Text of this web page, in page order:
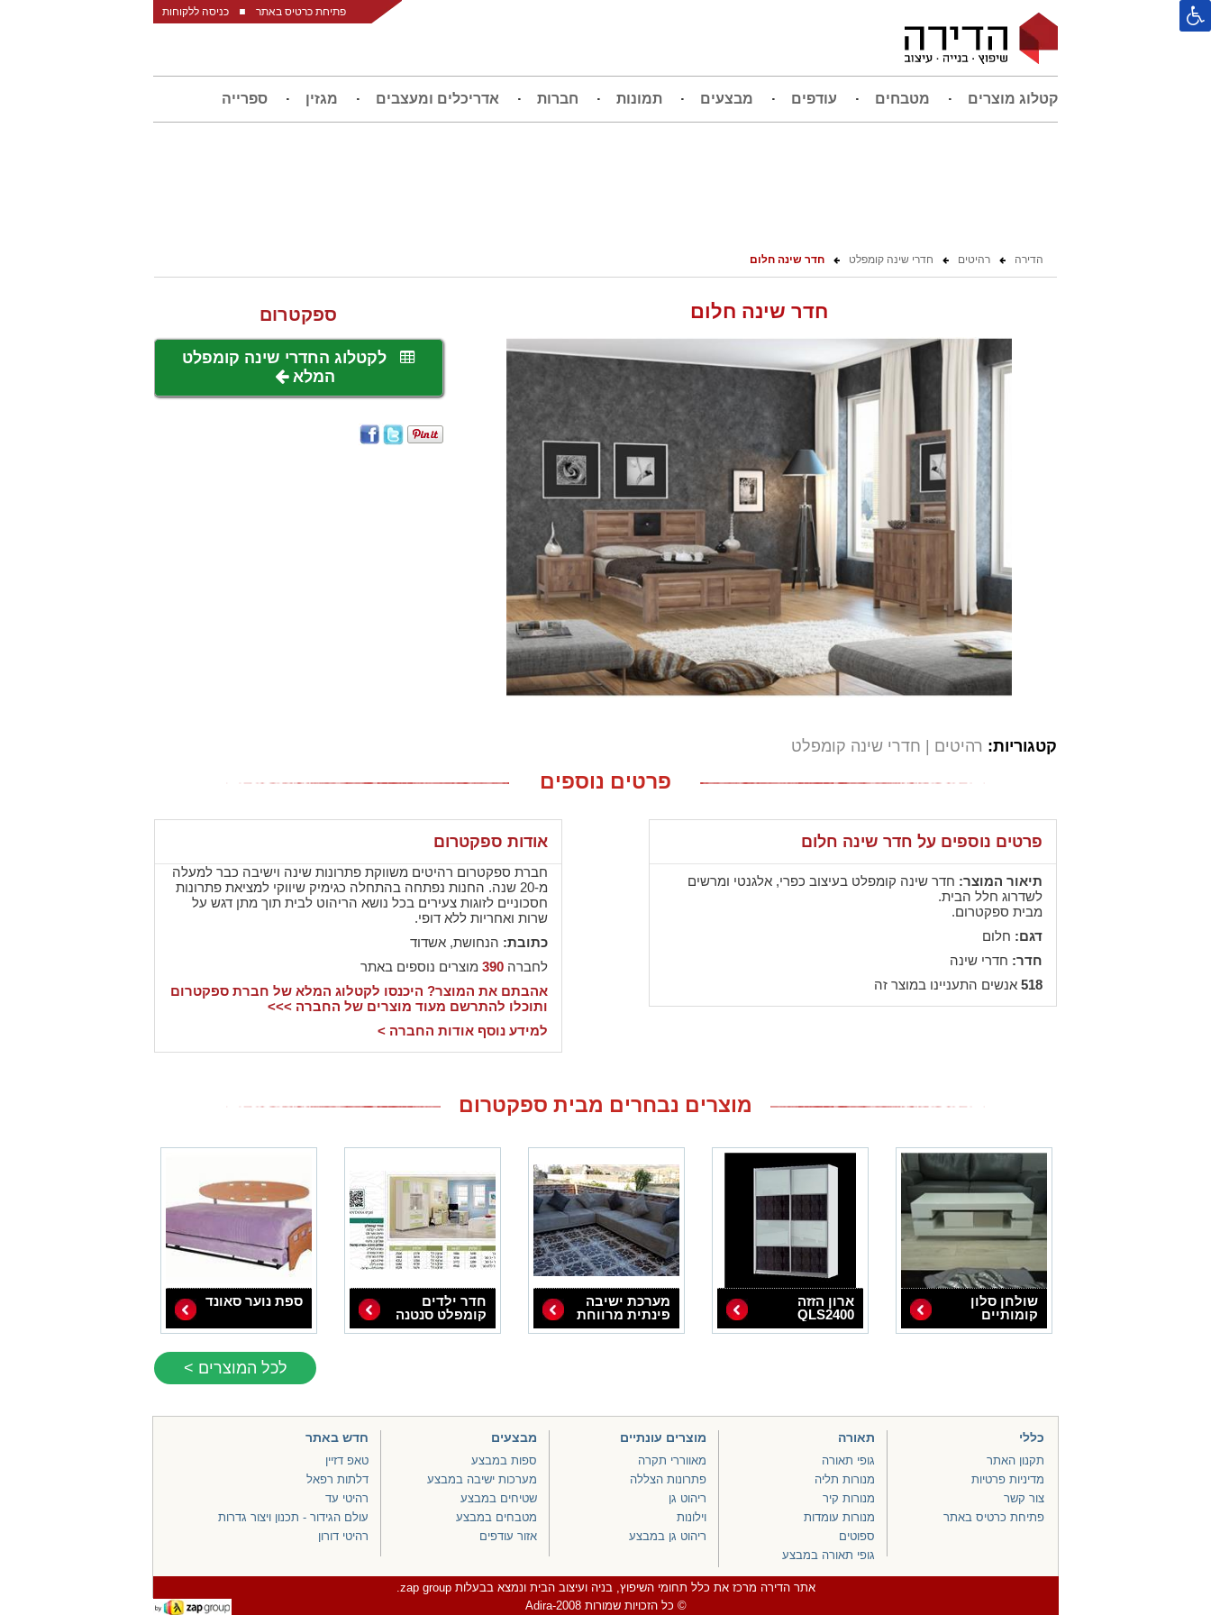
פתיחת כרטיס באתר כניסה ללקוחות
קטלוג מוצרים מטבחים עודפים מבצעים תמונות חברות אדריכלים ומעצבים מגזין ספרייה
הדירה רהיטים חדרי שינה קומפלט חדר שינה חלום
חדר שינה חלום ספקטרום
לקטלוג החדרי שינה קומפלט
המלא
קטגוריות: רהיטים חדרי שינה קומפלט
פרטים נוספים
פרטים נוספים על חדר שינה חלום
תיאור המוצר: חדר שינה קומפלט בעיצוב כפרי, אלגנטי ומרשים
לשדרוג חלל הבית.
מבית ספקטרום.
דגם: חלום
חדר: חדרי שינה
518 אנשים התעניינו במוצר זה
אודות ספקטרום
חברת ספקטרום רהיטים משווקת פתרונות שינה וישיבה כבר למעלה
מ-20 שנה. החנות נפתחה בהתחלה כגימיק שיווקי למציאת פתרונות
חסכוניים לזוגות צעירים בכל נושא הריהוט לבית תוך מתן דגש על
שרות ואחריות ללא דופי.
כתובת: הנחושת, אשדוד
לחברה390 מוצרים נוספים באתר
אהבתם את המוצר? היכנסו לקטלוג המלא של חברת ספקטרום
ותוכלו להתרשם מעוד מוצרים של החברה >>>
למידע נוסף אודות החברה >
מוצרים נבחרים מבית ספקטרום
שולחן סלון
קומותיים
ארון הזזה
QLS2400
מערכת ישיבה
פינתית מרווחת
חדר ילדים
קומפלט סנטנה
ספת נוער סאונד
לכל המוצרים >
כללי
תקנון האתר
מדיניות פרטיות
צור קשר
פתיחת כרטיס באתר
תאורה
גופי תאורה
מנורות תליה
מנורות קיר
מנורות עומדות
ספוטים
גופי תאורה במבצע
מוצרים עונתיים
מאווררי תקרה
פתרונות הצללה
ריהוט גן
וילונות
ריהוט גן במבצע
מבצעים
ספות במבצע
מערכות ישיבה במבצע
שטיחים במבצע
מטבחים במבצע
אזור עודפים
חדש באתר
טאפ דזיין
דלתות רפאל
רהיטי עד
עולם הגידור - תכנון ויצור גדרות
רהיטי דורון
אתר הדירה מרכז את כלל תחומי השיפוץ, בניה ועיצוב הבית ונמצא בבעלות zap group.
© כל הזכויות שמורות Adira-2008